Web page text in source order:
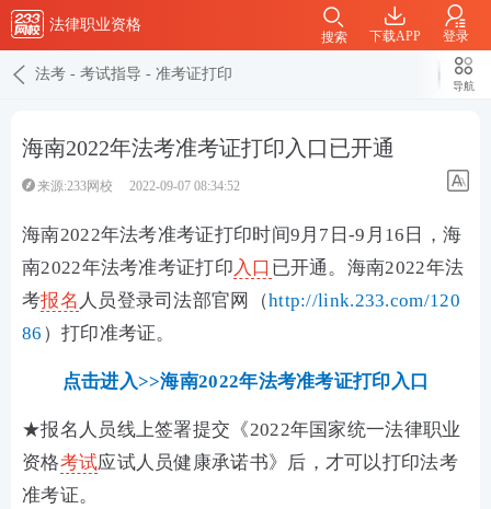
法律职业资格
下载APP 登录
搜索
法考 - 考试指导 - 准考证打印
导航
海南2022年法考准考证打印入口已开通
来源:233网校 2022-09-07 08:34:52
海南2022年法考准考证打印时间9月7日-9月16日，海
南2022年法考准考证打印入口 已开通。海南2022年法
考报名 人员登录司法部官网（http://link.233.com/120
86 ）打印准考证。
点击进入>>海南2022年法考准考证打印入口
★报名人员线上签署提交《2022年国家统一法律职业
资格考试应试人员健康承诺书》后，才可以打印法考
准考证。